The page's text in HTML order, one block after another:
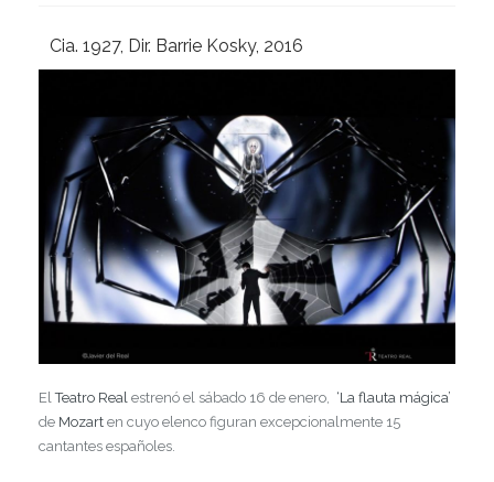
Cia. 1927, Dir. Barrie Kosky, 2016
ElTeatro Real estrenó el sábado 16 de enero, ‘La flauta mágica’
de Mozart en cuyo elenco figuran excepcionalmente 15
cantantes españoles.